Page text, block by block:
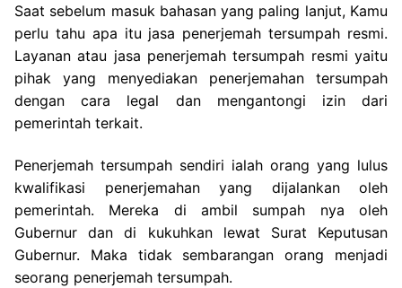
Saat sebelum masuk bahasan yang paling lanjut, Kamu
perlu tahu apa itu jasa penerjemah tersumpah resmi.
Layanan atau jasa penerjemah tersumpah resmi yaitu
pihak yang menyediakan penerjemahan tersumpah
dengan cara legal dan mengantongi izin dari
pemerintah terkait.
Penerjemah tersumpah sendiri ialah orang yang lulus
kwalifikasi penerjemahan yang dijalankan oleh
pemerintah. Mereka di ambil sumpah nya oleh
Gubernur dan di kukuhkan lewat Surat Keputusan
Gubernur. Maka tidak sembarangan orang menjadi
seorang penerjemah tersumpah.